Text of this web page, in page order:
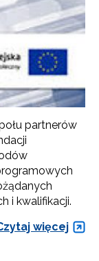
partnerów
i kwalifikacji.
więcej